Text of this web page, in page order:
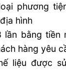
phương
hình
lần bằng tiền
hàng yêu
liệu được